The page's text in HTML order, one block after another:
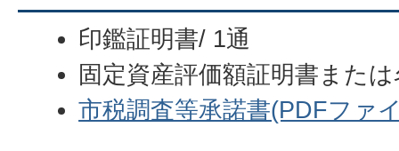
印鑑証明書/ 1通
固定資産評価額証明書また
市税調査等承諾書(PDFファ